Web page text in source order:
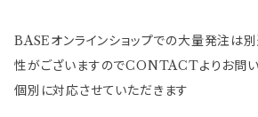
BASEオンラインショップでの大量発注は
性がございますのでCONTACTよりお問
個別に対応させていただきます